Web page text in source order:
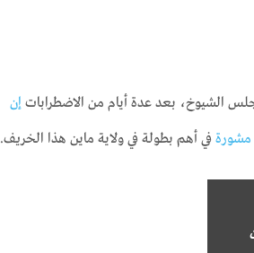
الشيوخ، بعد عدة أيام من الاضطرابات إن
مشورةفي أهم بطولة في ولاية ماين هذا الخريف.